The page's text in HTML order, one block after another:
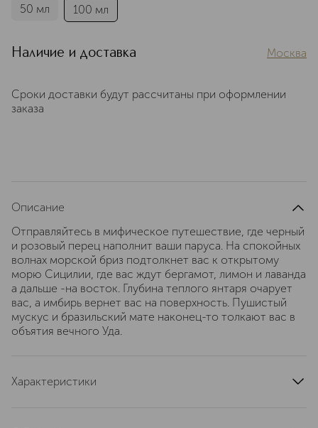
50 мл 100 мл
Наличие и доставка Москва
Сроки доставки будут рассчитаны при оформлении
заказа
Описание
Отправляйтесь в мифическое путешествие, где черный
и розовый перец наполнит ваши паруса. На спокойных
волнах морской бриз подтолкнет вас к открытому
морю Сицилии, где вас ждут бергамот, лимон и лаванда
а дальше -на восток. Глубина теплого янтаря очарует
вас, а имбирь вернет вас на поверхность. Пушистый
мускус и бразильский мате наконец-то толкают вас в
объятия вечного Уда.
Характеристики